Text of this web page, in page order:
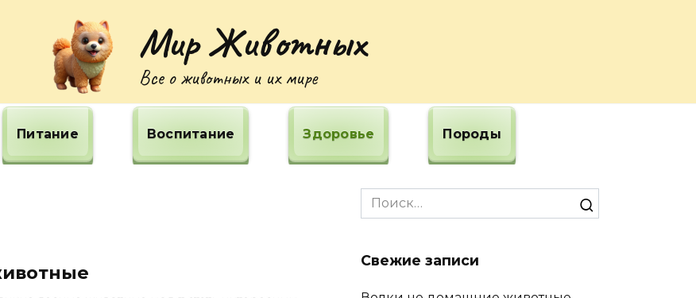
Мир Животных
Все о животных и их мире
Питание Воспитание Здоровье Породы
Search
for:
Свежие записи